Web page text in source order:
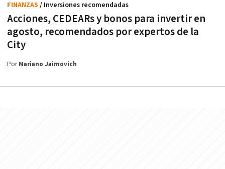
Acciones, CEDEARs y bonos para invertir en
agosto, recomendados por expertos de la
City
FINANZAS / Inversiones recomendadas
PorMariano Jaimovich